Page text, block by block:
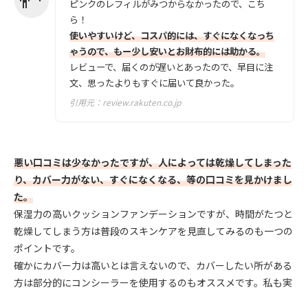
ピンクのレフィルがみつからなかったので、こち
ら！
使いやすいけど、コスパ的には、すぐになくなっち
ゃうので、もー少し安いとお財布的には助かる。
レビューで、届くのが遅いとあったので、早目に注
文、思ったよりもすぐに届いて良かった。
引用元： review.rakuten.co.jp
悪い口コミは少なかったですが、人によっては乾燥してしまった
り、カバー力がない、すぐになくなる、等の口コミを見かけまし
た。
保湿力の高いクッションファンデーションですが、時間がたつと
乾燥してしまう方は普段のスキンケアを見直してみるのも一つの
ポイントです。
確かにカバー力は高いとは言えないので、カバーしたい所がある
方は部分的にコンシーラーを使用するのもオススメです。私も実